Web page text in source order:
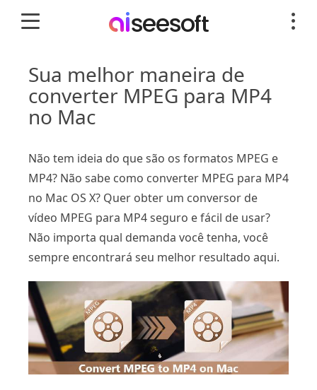
Sua melhor maneira de
converter MPEG para MP4
no Mac
Não tem ideia do que são os formatos MPEG e
MP4? Não sabe como converter MPEG para MP4
no Mac OS X? Quer obter um conversor de
vídeo MPEG para MP4 seguro e fácil de usar?
Não importa qual demanda você tenha, você
sempre encontrará seu melhor resultado aqui.